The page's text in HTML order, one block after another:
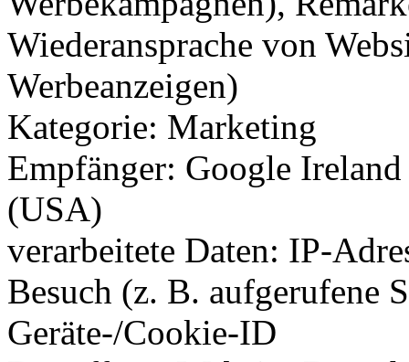
Wiederansprache von
Werbeanzeigen)
Kategorie: Marketing
Empfänger: Google
(USA)
verarbeitete Daten: IP-
Besuch (z. B. aufgerufene
Geräte-/Cookie-ID